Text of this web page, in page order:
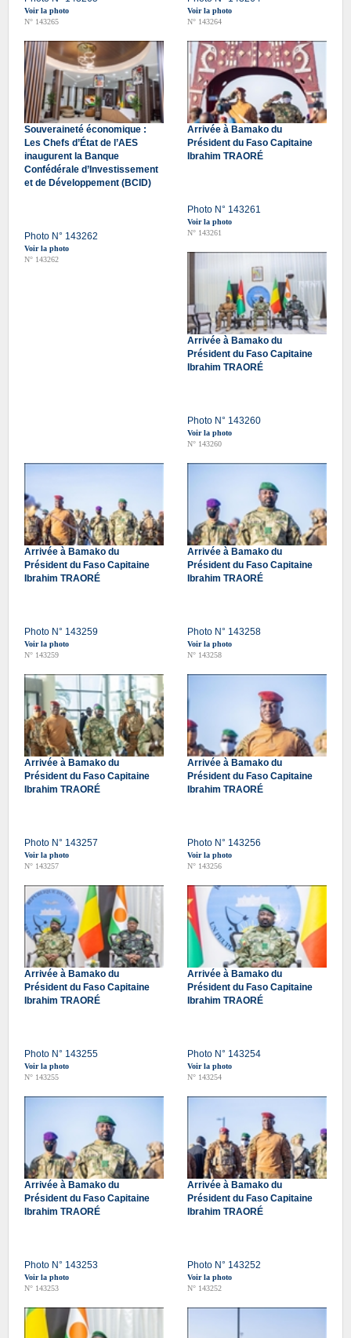
Voir la photo
N° 143265
Voir la photo
N° 143264
Souveraineté économique :
Les Chefs d’État de l’AES
inaugurent la Banque
Confédérale d’Investissement
et de Développement (BCID)
Photo N° 143262
Voir la photo
N° 143262
Arrivée à Bamako du
Président du Faso Capitaine
Ibrahim TRAORÉ
Photo N° 143261
Voir la photo
N° 143261
Arrivée à Bamako du
Président du Faso Capitaine
Ibrahim TRAORÉ
Photo N° 143260
Voir la photo
N° 143260
Arrivée à Bamako du
Président du Faso Capitaine
Ibrahim TRAORÉ
Photo N° 143259
Voir la photo
N° 143259
Arrivée à Bamako du
Président du Faso Capitaine
Ibrahim TRAORÉ
Photo N° 143258
Voir la photo
N° 143258
Arrivée à Bamako du
Président du Faso Capitaine
Ibrahim TRAORÉ
Photo N° 143257
Voir la photo
N° 143257
Arrivée à Bamako du
Président du Faso Capitaine
Ibrahim TRAORÉ
Photo N° 143256
Voir la photo
N° 143256
Arrivée à Bamako du
Président du Faso Capitaine
Ibrahim TRAORÉ
Photo N° 143255
Voir la photo
N° 143255
Arrivée à Bamako du
Président du Faso Capitaine
Ibrahim TRAORÉ
Photo N° 143254
Voir la photo
N° 143254
Arrivée à Bamako du
Président du Faso Capitaine
Ibrahim TRAORÉ
Photo N° 143253
Voir la photo
N° 143253
Arrivée à Bamako du
Président du Faso Capitaine
Ibrahim TRAORÉ
Photo N° 143252
Voir la photo
N° 143252